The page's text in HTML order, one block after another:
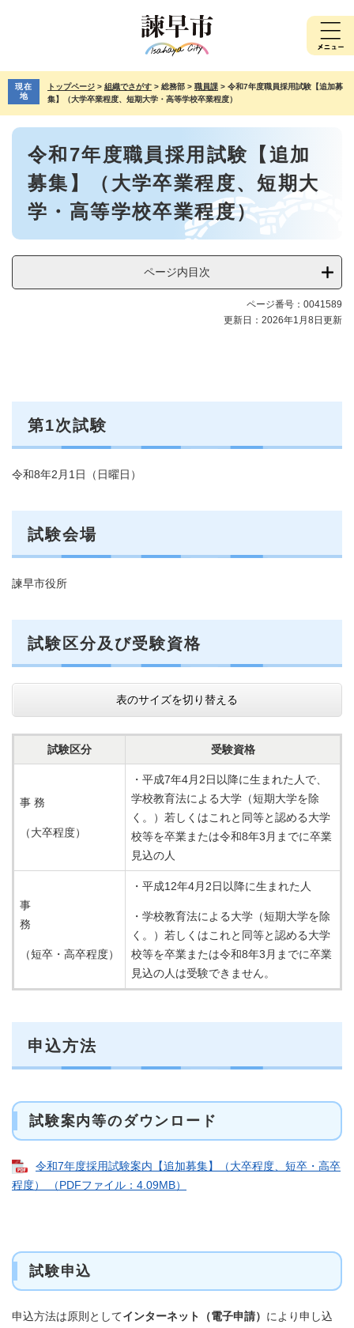
先
で
を
ば
現在
地
トップページ > 組織でさがす > 総務部 > 職員課 > 令和7年度職員採用試験【追加募
集】（大学卒業程度、短期大学・高等学校卒業程度）
本
令和7年度職員採用試験【追加
募集】（大学卒業程度、短期大
学・高等学校卒業程度）
ページ内目次
ページ番号：0041589
更新日：2026年1月8日更新
第1次試験
令和8年2月1日（日曜日）
試験会場
諫早市役所
試験区分及び受験資格
表のサイズを切り替える
試験区分 受験資格
事 務
（大卒程度）
・平成7年4月2日以降に生まれた人で、
学校教育法による大学（短期大学を除
く。）若しくはこれと同等と認める大学
校等を卒業または令和8年3月までに卒業
見込の人
事
務
（短卒・高卒程度）
・平成12年4月2日以降に生まれた人
・学校教育法による大学（短期大学を除
く。）若しくはこれと同等と認める大学
校等を卒業または令和8年3月までに卒業
見込の人は受験できません。
申込方法
試験案内等のダウンロード
令和7年度採用試験案内【追加募集】（大卒程度、短卒・高卒
程度） （PDFファイル：4.09MB）
試験申込
申込方法は原則としてインターネット（電子申請） により申し込